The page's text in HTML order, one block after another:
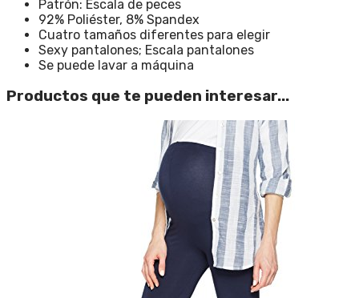
Patrón: Escala de peces
92% Poliéster, 8% Spandex
Cuatro tamaños diferentes para elegir
Sexy pantalones; Escala pantalones
Se puede lavar a máquina
Productos que te pueden interesar...